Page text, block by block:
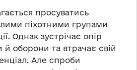
просуватись
піхотними групами
Однак зустрічає опір
й оборони та втрачає свій
Але спроби